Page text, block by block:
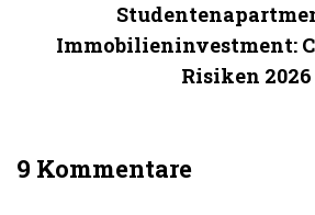
Immobilieninvestment:
Risiken 2026
9 Kommentare